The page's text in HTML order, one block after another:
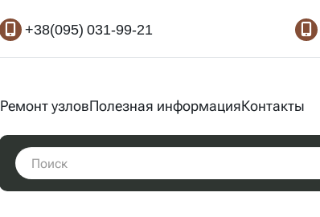
+38(095) 031-99-21
Ремонт узловПолезная информацияКонтакты